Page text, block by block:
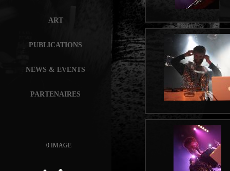
ART
PUBLICATIONS
NEWS & EVENTS
PARTENAIRES
0 IMAGE